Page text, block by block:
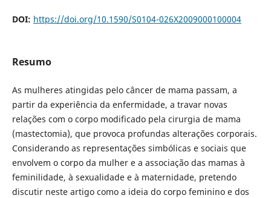
DOI: https://doi.org/10.1590/S0104-026X2009000100004
Resumo
As mulheres atingidas pelo câncer de mama passam, a
partir da experiência da enfermidade, a travar novas
relações com o corpo modificado pela cirurgia de mama
(mastectomia), que provoca profundas alterações corporais.
Considerando as representações simbólicas e sociais que
envolvem o corpo da mulher e a associação das mamas à
feminilidade, à sexualidade e à maternidade, pretendo
discutir neste artigo como a ideia do corpo feminino e dos